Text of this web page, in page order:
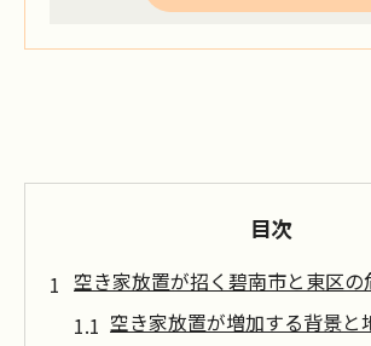
目次
空き家放置が招く碧南市と東区の
空き家放置が増加する背景と